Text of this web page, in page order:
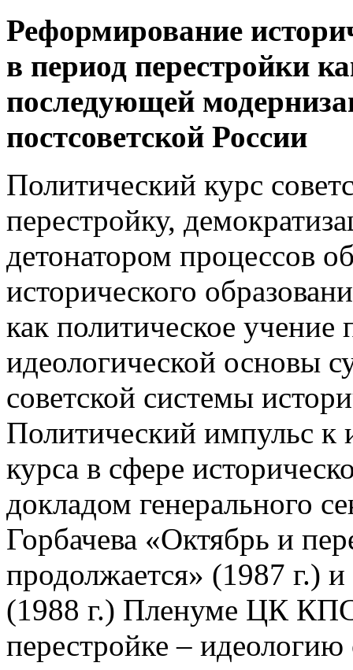
Реформирование
в период перестройки
последующей
постсоветской России
Политический курс
перестройку,
детонатором процессов
исторического
как политическое учение
идеологической основы
советской системы
Политический импульс к
курса в сфере
докладом генерального
Горбачева «Октябрь и
продолжается» (1987 г.)
(1988 г.) Пленуме ЦК
перестройке –